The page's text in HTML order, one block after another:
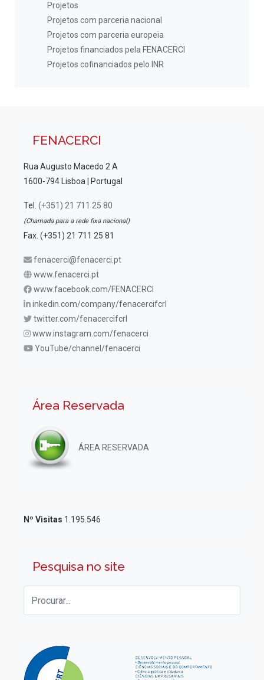
Projetos
Projetos com parceria nacional
Projetos com parceria europeia
Projetos financiados pela FENACERCI
Projetos cofinanciados pelo INR
FENACERCI
Rua Augusto Macedo 2 A
1600-794 Lisboa | Portugal
Tel. (+351) 21 711 25 80
(Chamada para a rede fixa nacional)
Fax. (+351) 21 711 25 81
fenacerci@fenacerci.pt
www.fenacerci.pt
www.facebook.com/FENACERCI
inkedin.com/company/fenacercifcrl
twitter.com/fenacercifcrl
www.instagram.com/fenacerci
YouTube/channel/fenacerci
Área Reservada
ÁREA RESERVADA
Nº Visitas 1.195.546
Pesquisa no site